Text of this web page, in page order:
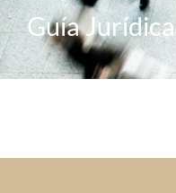
Guía Jurídica